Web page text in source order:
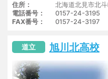
住所
北海道北見市北
電話番号
0157-24-3195
FAX番号
0157-24-3197
道立 旭川北高校